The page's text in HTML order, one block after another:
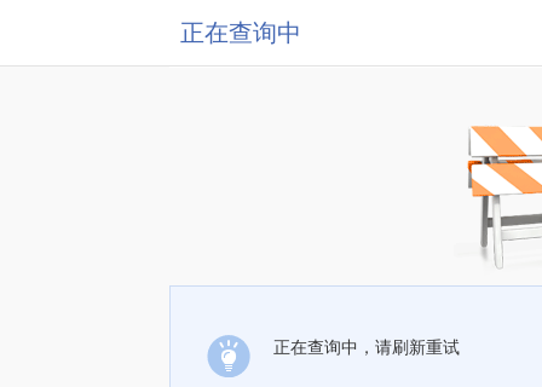
正在查询中
正在查询中，请刷新重试